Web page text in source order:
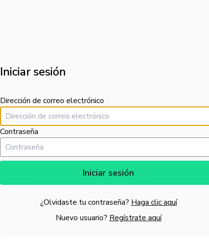
Iniciar sesión
Dirección de correo electrónico
Contraseña
Iniciar sesión
¿Olvidaste tu contraseña? Haga clic aquí
Nuevo usuario? Regístrate aquí